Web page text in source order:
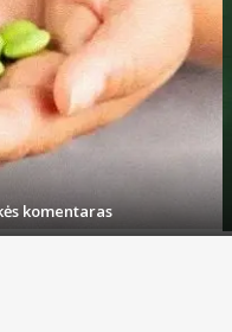
komentaras